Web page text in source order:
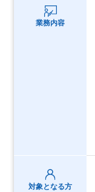
業務内容
対象となる方